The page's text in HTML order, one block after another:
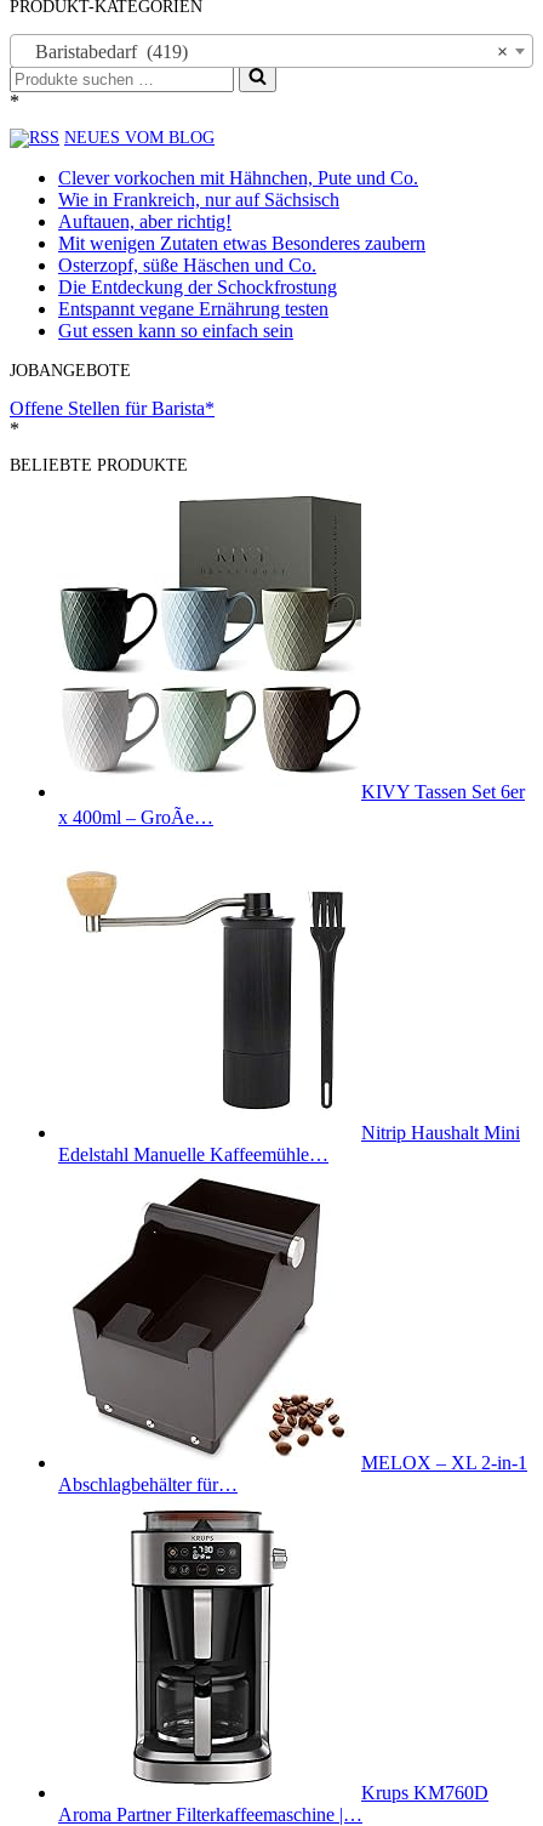
PRODUKT-KATEGORIEN
×
Baristabedarf (419)
Suchen
nach …
*
NEUES VOM BLOG
Clever vorkochen mit Hähnchen, Pute und Co.
Wie in Frankreich, nur auf Sächsisch
Auftauen, aber richtig!
Mit wenigen Zutaten etwas Besonderes zaubern
Osterzopf, süße Häschen und Co.
Die Entdeckung der Schockfrostung
Entspannt vegane Ernährung testen
Gut essen kann so einfach sein
JOBANGEBOTE
Offene Stellen für Barista*
*
BELIEBTE PRODUKTE
KIVY Tassen Set 6er
x 400ml – GroÃe…
Nitrip Haushalt Mini
Edelstahl Manuelle Kaffeemühle…
MELOX – XL 2-in-1
Abschlagbehälter für…
Krups KM760D
Aroma Partner Filterkaffeemaschine |…